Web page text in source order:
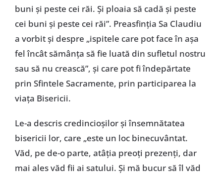
buni și peste cei răi. Și ploaia să cadă și peste
cei buni și peste cei răi”. Preasfinția Sa Claudiu
a vorbit și despre „ispitele care pot face în așa
fel încât sămânța să fie luată din sufletul nostru
sau să nu crească”, și care pot fi îndepărtate
prin Sfintele Sacramente, prin participarea la
viața Bisericii.
Le-a descris credincioșilor și însemnătatea
bisericii lor, care „este un loc binecuvântat.
Văd, pe de-o parte, atâția preoți prezenți, dar
mai ales văd fii ai satului. Și mă bucur să îl văd